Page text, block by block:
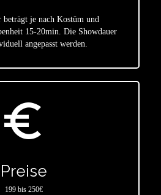
beträgt je nach Kostüm und
15-20min. Die Showdauer
angepasst werden.
euro_symbol
Preise
199 bis 250€